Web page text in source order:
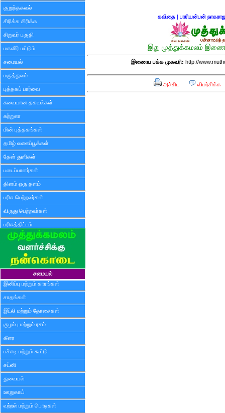
குறுந்தகவல்
சிரிக்க சிரிக்க
சிறுவர் பகுதி
மகளிர் மட்டும்
சமையல்
மருத்துவம்
புத்தகப் பார்வை
சுவையான தகவல்கள்
சுற்றுலா
மின் புத்தகங்கள்
தமிழ் வலைப்பூக்கள்
தேன் துளிகள்
படைப்பாளர்கள்
தினம் ஒரு தளம்
பரிசு பெற்றவர்கள்
விருது பெற்றவர்கள்
பரிசுத்திட்டம்
சமையல்
இனிப்பு மற்றும் காரங்கள்
சாதங்கள்
இட்லி மற்றும் தோசைகள்
குழம்பு மற்றும் ரசம்
கீரை
பச்சடி மற்றும் கூட்டு
சட்னி
துவையல்
ஊறுகாய்
வற்றல் மற்றும் பொடிகள்
கவிதை| பாரியன்பன்
இது முத்துக்கமலம்
இணைய பக்க முகவரி: http://
அச்சிட விமர்சிக்க